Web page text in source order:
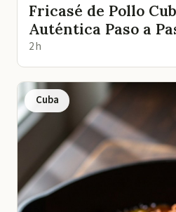
Fricasé de Pollo
Auténtica Paso a
2 h
Cuba